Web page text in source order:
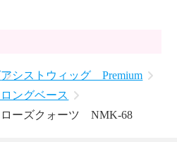
アシストウィッグ Premium
ングベース
ーズクォーツ NMK-68